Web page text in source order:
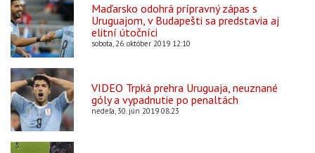
Maďarsko odohrá prípravný zápas s
Uruguajom, v Budapešti sa predstavia aj
elitní útočníci
sobota, 26. október 2019 12:10
VIDEO Trpká prehra Uruguaja, neuznané
góly a vypadnutie po penaltách
nedeľa, 30. jún 2019 08:23